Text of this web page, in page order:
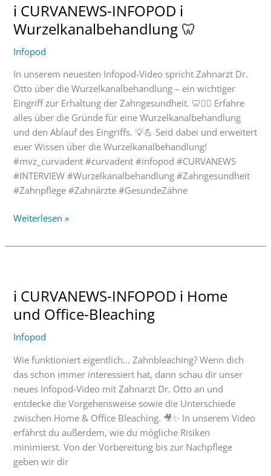
ℹ CURVANEWS-INFOPOD ℹ
Wurzelkanalbehandlung 🦷
Infopod
In unserem neuesten Infopod-Video spricht Zahnarzt Dr.
Otto über die Wurzelkanalbehandlung – ein wichtiger
Eingriff zur Erhaltung der Zahngesundheit. 🦷👨‍⚕️ Erfahre
alles über die Gründe für eine Wurzelkanalbehandlung
und den Ablauf des Eingriffs. 💡💪 Seid dabei und erweitert
euer Wissen über die Wurzelkanalbehandlung!
#mvz_curvadent #curvadent #infopod #CURVANEWS
#INTERVIEW #Wurzelkanalbehandlung #Zahngesundheit
#Zahnpflege #Zahnärzte #GesundeZähne
INFOPOD
ℹ
Wurzelkanalbehandlung
🦷
Weiterlesen »
ℹ CURVANEWS-INFOPOD ℹ Home
und Office-Bleaching
Infopod
Wie funktioniert eigentlich… Zahnbleaching? Wenn dich
das schon immer interessiert hat, dann schau dir unser
neues Infopod-Video mit Zahnarzt Dr. Otto an und
entdecke die Vorgehensweise sowie die Unterschiede
zwischen Home & Office Bleaching. 🎥✨ In unserem Video
erfährst du außerdem, wie du mögliche Risiken
minimierst. Von der Vorbereitung bis zur Nachpflege
geben wir dir
INFOPOD
ℹ
und
Office-
Bleaching